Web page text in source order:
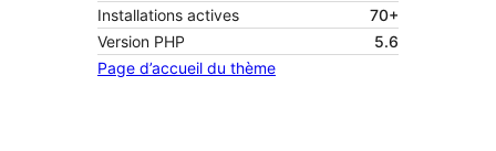
Installations actives
70+
Version PHP
5.6
Page d’accueil du thème